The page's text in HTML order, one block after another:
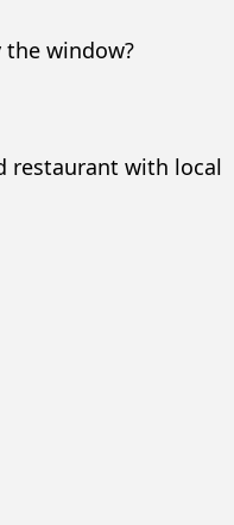
window?
restaurant with local